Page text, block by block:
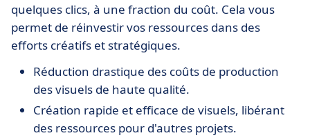
quelques clics, à une fraction du coût. Cela vous
permet de réinvestir vos ressources dans des
efforts créatifs et stratégiques.
Réduction drastique des coûts de production
des visuels de haute qualité.
Création rapide et efficace de visuels, libérant
des ressources pour d'autres projets.